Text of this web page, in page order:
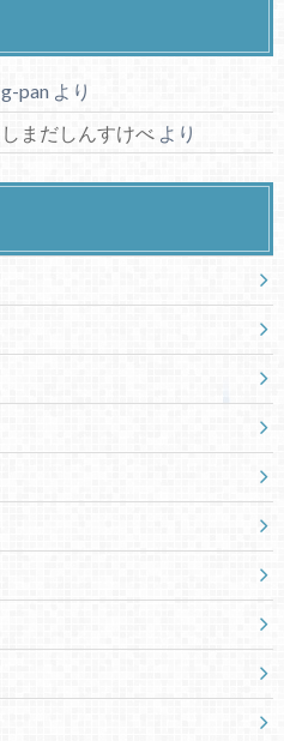
g-panより
しまだしんすけべ より